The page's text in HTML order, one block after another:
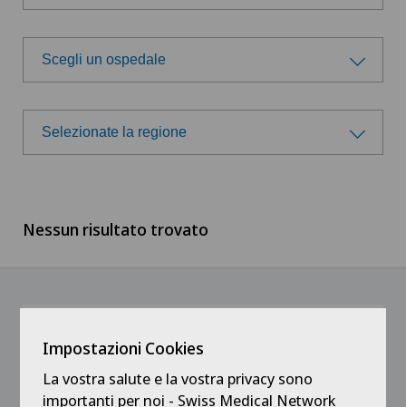
Gruppo professionale
Amministrazione
Direzione
Medicale
Servizio pazienti
Scegli un ospedale
Scegli un ospedale
Swiss Medical Network
Ärztezentrum Siloah Murten
Ärztezentrum Solothurn
Selezionate la regione
Svizzera francese
Nessun risultato trovato
Impostazioni Cookies
La vostra salute e la vostra privacy sono
importanti per noi - Swiss Medical Network